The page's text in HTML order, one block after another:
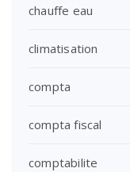
chauffe eau
climatisation
compta
compta fiscal
comptabilite